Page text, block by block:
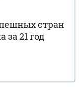
стран
за 21 год